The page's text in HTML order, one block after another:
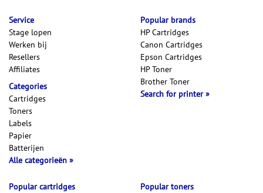
Service
Stage lopen
Werken bij
Resellers
Affiliates
Categories
Cartridges
Toners
Labels
Papier
Batterijen
Alle categorieën
Popular cartridges
Popular toners
Popular brands
HP Cartridges
Canon Cartridges
Epson Cartridges
HP Toner
Brother Toner
Search for printer